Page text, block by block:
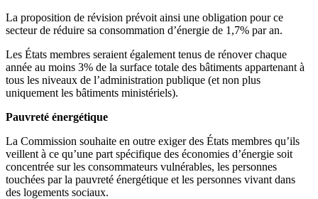
La proposition de révision prévoit ainsi une obligation pour ce
secteur de réduire sa consommation d’énergie de 1,7% par an.
Les États membres seraient également tenus de rénover chaque
année au moins 3% de la surface totale des bâtiments appartenant à
tous les niveaux de l’administration publique (et non plus
uniquement les bâtiments ministériels).
Pauvreté énergétique
La Commission souhaite en outre exiger des États membres qu’ils
veillent à ce qu’une part spécifique des économies d’énergie soit
concentrée sur les consommateurs vulnérables, les personnes
touchées par la pauvreté énergétique et les personnes vivant dans
des logements sociaux.